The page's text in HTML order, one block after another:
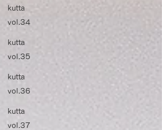
kutta
vol.34
kutta
vol.35
kutta
vol.36
kutta
vol.37